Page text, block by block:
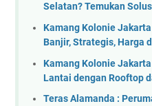
Selatan? Temukan
Kamang Kolonie
Banjir, Strategis, Harga
Kamang Kolonie
Lantai dengan Rooftop
Teras Alamanda :